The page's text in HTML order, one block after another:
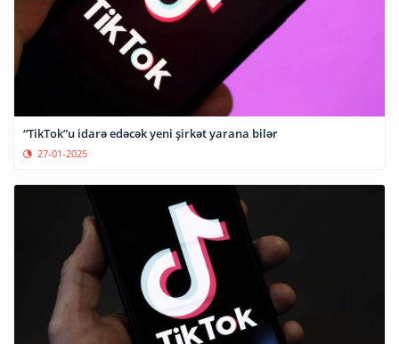
“TikTok”u idarə edəcək yeni şirkət yarana bilər
27-01-2025